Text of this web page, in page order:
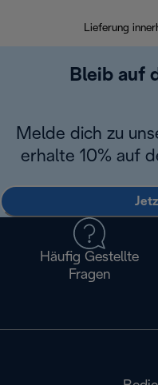
Lieferung
Bleib auf
Melde dich zu
erhalte 10% auf
Häufig Gestellte
Fragen